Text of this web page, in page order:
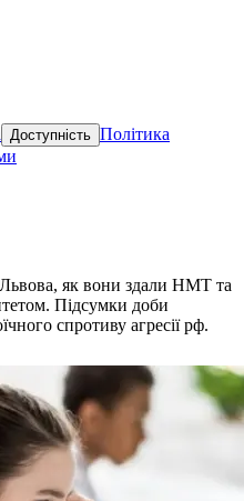
Доступність Політика
Львова, як вони здали НМТ та
Підсумки доби
спротиву агресії рф.